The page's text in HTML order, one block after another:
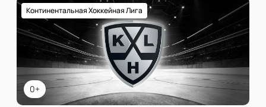
0+
Континентальная Хоккейная Лига